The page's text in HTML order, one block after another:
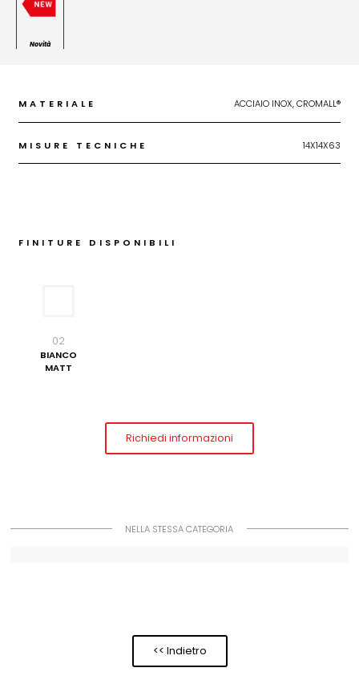
Novità
MATERIALE ACCIAIO INOX, CROMALL®
MISURE TECNICHE 14X14X63
FINITURE DISPONIBILI
02
BIANCO
MATT
Richiedi informazioni
NELLA STESSA CATEGORIA
<< Indietro